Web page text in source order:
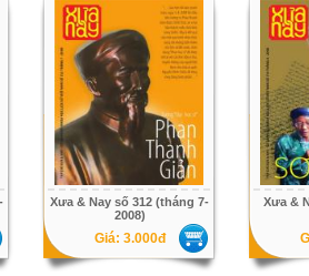
Xưa & Nay số 312 (tháng 7-
2008)
Giá: 3.000đ
Xưa &